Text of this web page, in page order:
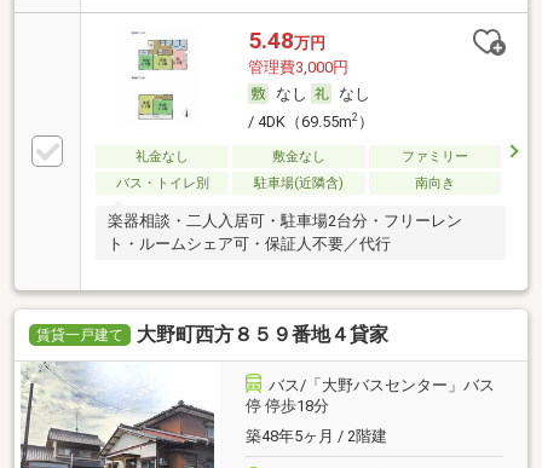
5.48万円
管理費3,000円
なし
なし
/ 4DK（69.55m2）
礼金なし 敷金なし
ファミリー
バス・トイレ別
駐車場(近隣含) 南向き
楽器相談・二人入居可・駐車場2台分・フリーレン
ト・ルームシェア可・保証人不要／代行
賃貸一戸建て 大野町西方８５９番地４貸家
バス/「大野バスセンター」バス
停 停歩18分
築48年5ヶ月 / 2階建